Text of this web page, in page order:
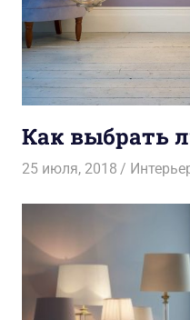
Как выбрать
25 июля, 2018